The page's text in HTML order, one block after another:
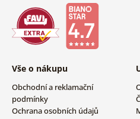
Vše o nákupu
Obchodní a reklamační
podmínky
Ochrana osobních údajů